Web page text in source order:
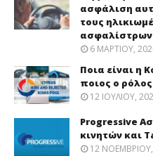
ασφάλιση
τους
ασφαλίστρων
6 ΜΑΡΤΊΟΥ,
Ποια είναι η
ποιος ο
12 ΙΟΥΛΊΟΥ,
Progressive
κινητών και
12 ΝΟΕΜΒΡΊΟΥ,